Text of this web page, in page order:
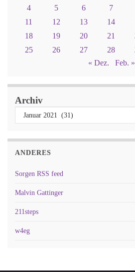
4
5 6 7
11
12 13 14
18
19 20 21
25
26 27 28
« Dez.
Feb. »
Archiv
ANDERES
Sorgen RSS feed
Malvin Gattinger
211steps
w4eg